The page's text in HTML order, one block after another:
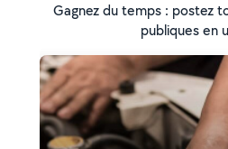
Gagnez du temps : postez
publiques en